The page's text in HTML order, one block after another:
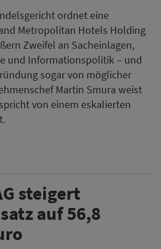
ordnet eine
Metropolitan Hotels Holding
Zweifel an Sacheinlagen,
und Informationspolitik – und
sogar von möglicher
Martin Smura weist
von einem eskalierten
steigert
auf 56,8